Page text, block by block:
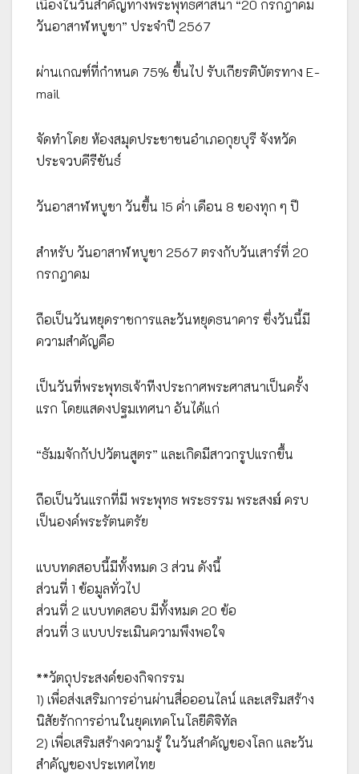
เนื่องในวันสำคัญทางพระพุทธศาสนา “20 กรกฎาคม
วันอาสาฬหบูชา” ประจำปี 2567
ผ่านเกณฑ์ที่กำหนด 75% ขึ้นไป รับเกียรติบัตรทาง E-
mail
จัดทำโดย ห้องสมุดประชาชนอำเภอกุยบุรี จังหวัด
ประจวบคีรีขันธ์
วันอาสาฬหบูชา วันขึ้น 15 ค่ำ เดือน 8 ของทุก ๆ ปี
สำหรับ วันอาสาฬหบูชา 2567 ตรงกับวันเสาร์ที่ 20
กรกฎาคม
ถือเป็นวันหยุดราชการและวันหยุดธนาคาร ซึ่งวันนี้มี
ความสำคัญคือ
เป็นวันที่พระพุทธเจ้าทีงประกาศพระศาสนาเป็นครั้ง
แรก โดยแสดงปฐมเทศนา อันได้แก่
“ธัมมจักกัปปวัตนสูตร” และเกิดมีสาวกรูปแรกขึ้น
ถือเป็นวันแรกที่มี พระพุทธ พระธรรม พระสงฆ์ ครบ
เป็นองค์พระรัตนตรัย
แบบทดสอบนี้มีทั้งหมด 3 ส่วน ดังนี้
ส่วนที่ 1 ข้อมูลทั่วไป
ส่วนที่ 2 แบบทดสอบ มีทั้งหมด 20 ข้อ
ส่วนที่ 3 แบบประเมินความพึงพอใจ
**วัตถุประสงค์ของกิจกรรม
1) เพื่อส่งเสริมการอ่านผ่านสื่อออนไลน์ และเสริมสร้าง
นิสัยรักการอ่านในยุคเทคโนโลยีดิจิทัล
2) เพื่อเสริมสร้างความรู้ ในวันสำคัญของโลก และวัน
สำคัญของประเทศไทย